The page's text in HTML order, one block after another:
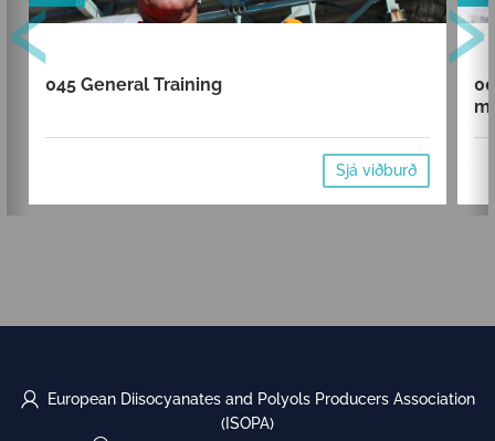
045 General Training
Sjá viðburð
European Diisocyanates and Polyols Producers Association
(ISOPA)